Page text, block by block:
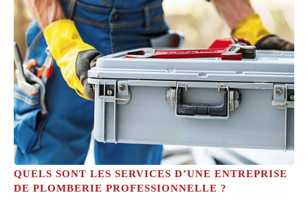
QUELS SONT LES SERVICES D’UNE ENTREPRISE
DE PLOMBERIE PROFESSIONNELLE ?